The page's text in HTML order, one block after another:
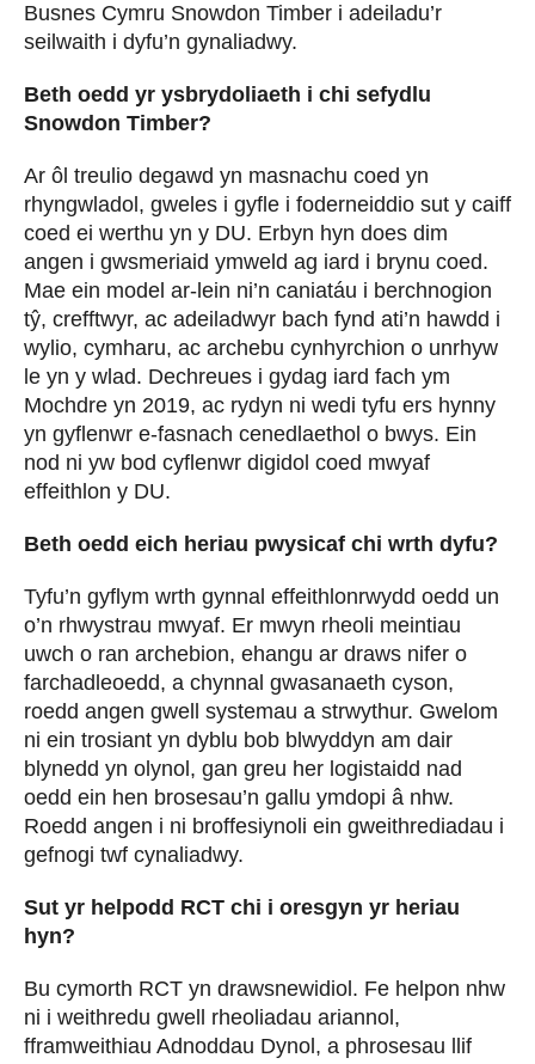
Busnes Cymru Snowdon Timber i adeiladu’r
seilwaith i dyfu’n gynaliadwy.
Beth oedd yr ysbrydoliaeth i chi sefydlu
Snowdon Timber?
Ar ôl treulio degawd yn masnachu coed yn
rhyngwladol, gweles i gyfle i foderneiddio sut y caiff
coed ei werthu yn y DU. Erbyn hyn does dim
angen i gwsmeriaid ymweld ag iard i brynu coed.
Mae ein model ar-lein ni’n caniatáu i berchnogion
tŷ, crefftwyr, ac adeiladwyr bach fynd ati’n hawdd i
wylio, cymharu, ac archebu cynhyrchion o unrhyw
le yn y wlad. Dechreues i gydag iard fach ym
Mochdre yn 2019, ac rydyn ni wedi tyfu ers hynny
yn gyflenwr e-fasnach cenedlaethol o bwys. Ein
nod ni yw bod cyflenwr digidol coed mwyaf
effeithlon y DU.
Beth oedd eich heriau pwysicaf chi wrth dyfu?
Tyfu’n gyflym wrth gynnal effeithlonrwydd oedd un
o’n rhwystrau mwyaf. Er mwyn rheoli meintiau
uwch o ran archebion, ehangu ar draws nifer o
farchadleoedd, a chynnal gwasanaeth cyson,
roedd angen gwell systemau a strwythur. Gwelom
ni ein trosiant yn dyblu bob blwyddyn am dair
blynedd yn olynol, gan greu her logistaidd nad
oedd ein hen brosesau’n gallu ymdopi â nhw.
Roedd angen i ni broffesiynoli ein gweithrediadau i
gefnogi twf cynaliadwy.
Sut yr helpodd RCT chi i oresgyn yr heriau
hyn?
Bu cymorth RCT yn drawsnewidiol. Fe helpon nhw
ni i weithredu gwell rheoliadau ariannol,
fframweithiau Adnoddau Dynol, a phrosesau llif